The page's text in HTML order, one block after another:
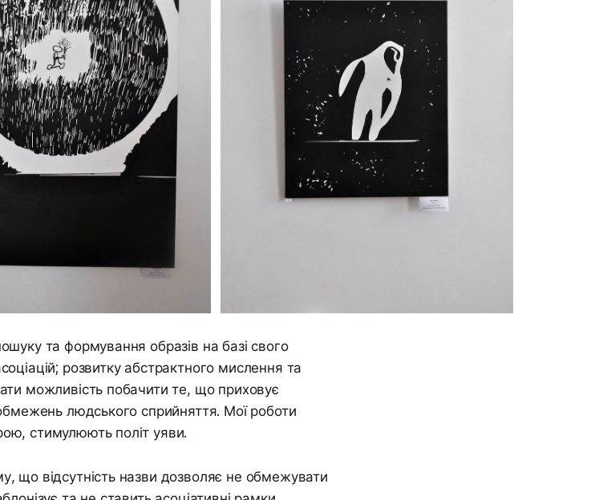
та формування образів на базі свого
розвитку абстрактного мислення та
можливість побачити те, що приховує
людського сприйняття. Мої роботи
стимулюють політ уяви.
що відсутність назви дозволяє не обмежувати